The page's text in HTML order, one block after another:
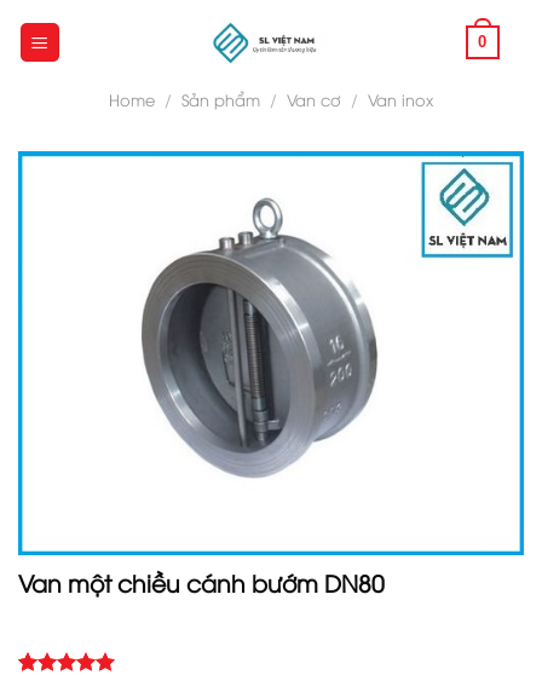
0
Home / Sản phẩm / Van cơ / Van inox
Van một chiều cánh bướm DN80